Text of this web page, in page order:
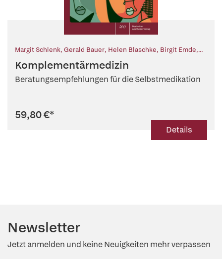
Margit Schlenk, Gerald Bauer, Helen Blaschke, Birgit Emde,
Komplementärmedizin
Beratungsempfehlungen für die Selbstmedikation
59,80 €*
Details
Newsletter
Jetzt anmelden und keine Neuigkeiten mehr verpassen